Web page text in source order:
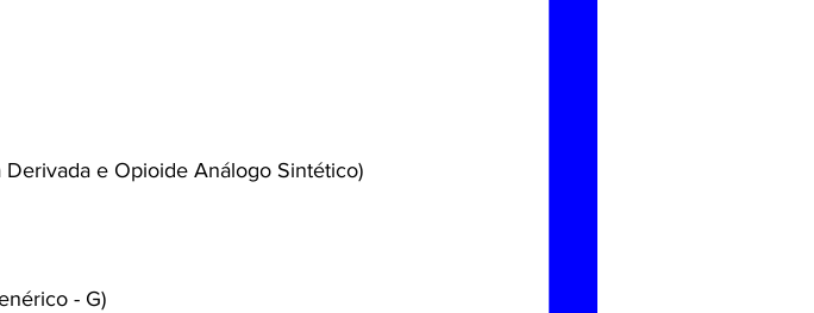
e Opioide Análogo Sintético)
- G)